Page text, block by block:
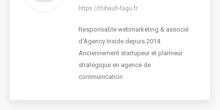
https://thibault-fagu.fr
Responsable webmarketing & associé
d'Agency Inside depuis 2014.
Anciennement startupeur et planneur
stratégique en agence de
communication